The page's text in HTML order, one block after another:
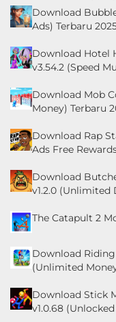
Download
Ads) Terbaru
Download Hotel
v3.54.2 (Speed
Download Mob
Money) Terbaru
Download Rap
Ads Free
Download
v1.2.0 (Unlimited
The Catapult 2
Download
(Unlimited
Download Stick
v1.0.68